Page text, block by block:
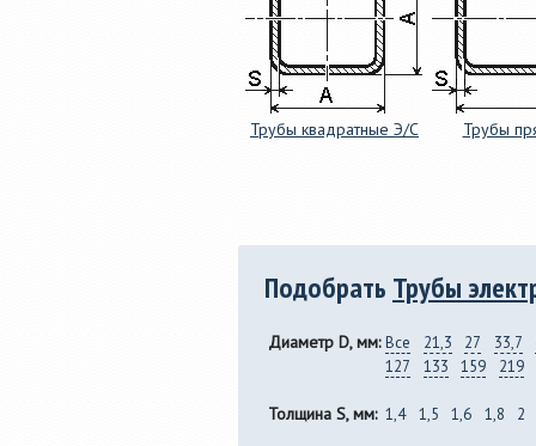
Трубы квадратные Э/С Трубы
Подобрать Трубы
Диаметр D, мм: Все 21,3 27 33,7
127
133 159 219
Толщина S, мм: 1,4 1,5 1,6 1,8 2